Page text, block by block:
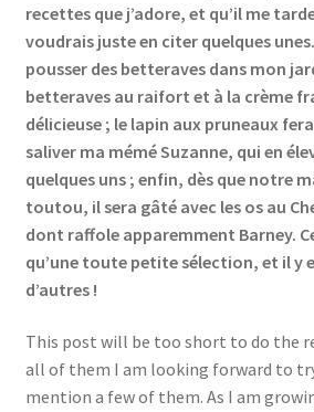
recettes que j’adore, et qu’il me
voudrais juste en citer quelques
pousser des betteraves dans mon
betteraves au raifort et à la crème
délicieuse ; le lapin aux pruneaux
saliver ma mémé Suzanne, qui en
quelques uns ; enfin, dès que notre
toutou, il sera gâté avec les os au
dont raffole apparemment Barney.
qu’une toute petite sélection, et il y
d’autres !
This post will be too short to do the
all of them I am looking forward to
mention a few of them. As I am